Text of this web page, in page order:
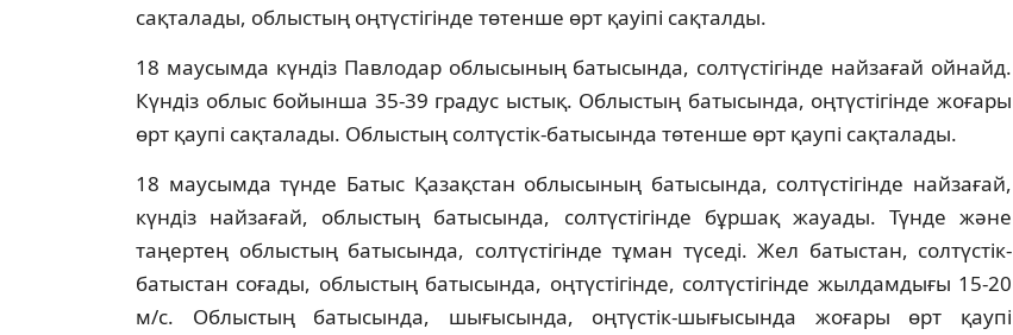
сақталады, облыстың оңтүстігінде төтенше өрт қауіпі сақталды.
18 маусымда күндіз Павлодар облысының батысында, солтүстігінде найзағай ойнайд.
Күндіз облыс бойынша 35-39 градус ыстық. Облыстың батысында, оңтүстігінде жоғары
өрт қаупі сақталады. Облыстың солтүстік-батысында төтенше өрт қаупі сақталады.
18 маусымда түнде Батыс Қазақстан облысының батысында, солтүстігінде найзағай,
күндіз найзағай, облыстың батысында, солтүстігінде бұршақ жауады. Түнде және
таңертең облыстың батысында, солтүстігінде тұман түседі. Жел батыстан, солтүстік-
батыстан соғады, облыстың батысында, оңтүстігінде, солтүстігінде жылдамдығы 15-20
м/с. Облыстың батысында, шығысында, оңтүстік-шығысында жоғары өрт қаупі